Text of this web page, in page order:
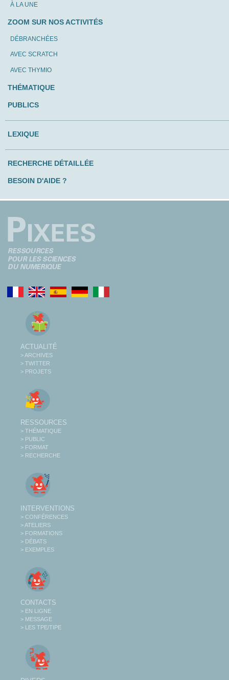
À LA UNE
ZOOM SUR NOS ACTIVITÉS
DÉBRANCHÉES
AVEC SCRATCH
AVEC THYMIO
THÉMATIQUE
PUBLICS
LEXIQUE
RECHERCHE DÉTAILLÉE
BESOIN D'AIDE ?
ACTUALITÉ
> ARCHIVES
> TWITTER
> PROJETS
RESSOURCES
> THÉMATIQUE
> PUBLIC
> FORMAT
> RECHERCHE
INTERVENTIONS
> CONFÉRENCES
> ATELIERS
> FORMATIONS
> DÉBATS
> EXEMPLES
CONTACTS
> EN LIGNE
> MESSAGE
> LES TPE/TIPE